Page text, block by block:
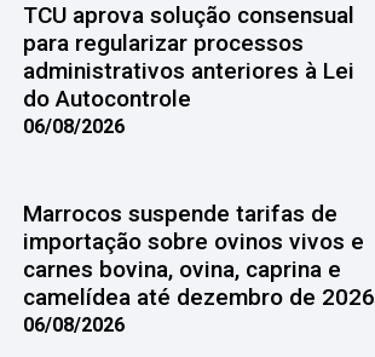
TCU aprova solução consensual
para regularizar processos
administrativos anteriores à Lei
do Autocontrole
06/08/2026
Marrocos suspende tarifas de
importação sobre ovinos vivos e
carnes bovina, ovina, caprina e
camelídea até dezembro de 2026
06/08/2026